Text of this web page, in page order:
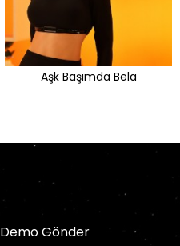
Aşk Başımda Bela
Demo Gönder